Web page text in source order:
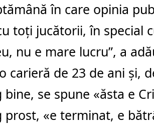
în care opinia
toţi jucătorii, în special
nu e mare lucru”, a
carieră de 23 de ani şi,
bine, se spune «ăsta e
prost, «e terminat, e